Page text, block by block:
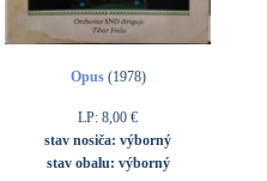
Opus(1978)
LP: 8,00 €
stav nosiča: výborný
stav obalu: výborný